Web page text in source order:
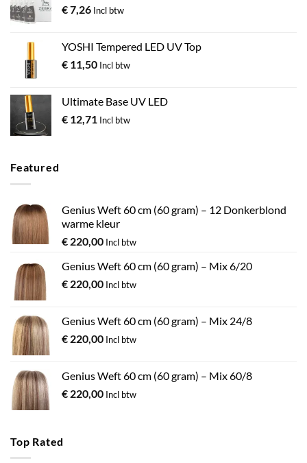
€7,26 Incl btw
YOSHI Tempered LED UV Top
€ 11,50 Incl btw
Ultimate Base UV LED
€ 12,71 Incl btw
Featured
Genius Weft 60 cm (60 gram) – 12 Donkerblond
warme kleur
€ 220,00 Incl btw
Genius Weft 60 cm (60 gram) – Mix 6/20
€ 220,00 Incl btw
Genius Weft 60 cm (60 gram) – Mix 24/8
€ 220,00 Incl btw
Genius Weft 60 cm (60 gram) – Mix 60/8
€ 220,00 Incl btw
Top Rated